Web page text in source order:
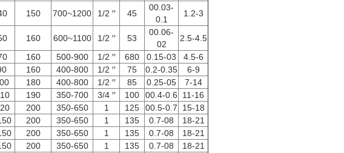
150 700~1200 1/2 ′′ 45
00.03-
0.1
1.2-3
160 600~1100 1/2 ′′ 53
00.06-
02
2.5-4.5
160 500-900 1/2 ′′ 680 0.15-03
4.5-6
160 400-800 1/2 ′′ 75 0.2-0.35
6-9
180 400-800 1/2 ′′ 85 0.25-05
7-14
190 350-700 3/4 ′′ 100 00.4-0.6
11-16
200 350-650 1 125 00.5-0.7
15-18
200 350-650 1 135 0.7-08
18-21
200 350-650 1 135 0.7-08
18-21
200 350-650 1 135 0.7-08
18-21